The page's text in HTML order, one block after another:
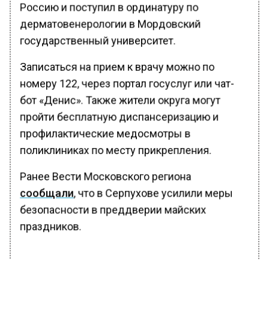
Россию и поступил в ординатуру по
дерматовенерологии в Мордовский
государственный университет.
Записаться на прием к врачу можно по
номеру 122, через портал госуслуг или чат-
бот «Денис». Также жители округа могут
пройти бесплатную диспансеризацию и
профилактические медосмотры в
поликлиниках по месту прикрепления.
Ранее Вести Московского региона
сообщали, что в Серпухове усилили меры
безопасности в преддверии майских
праздников.